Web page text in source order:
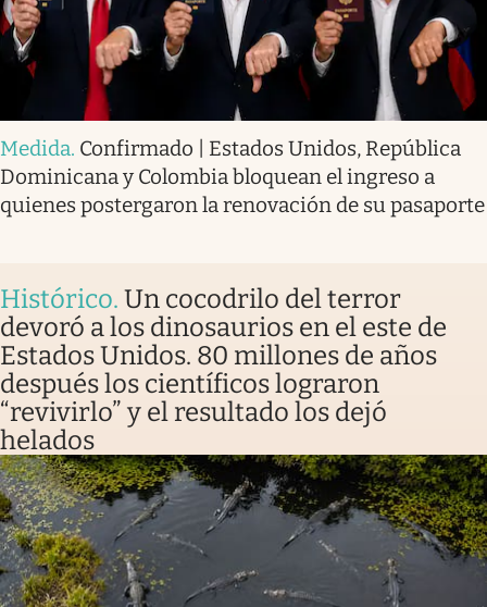
Medida. Confirmado | Estados Unidos, República
Dominicana y Colombia bloquean el ingreso a
quienes postergaron la renovación de su pasaporte
Histórico. Un cocodrilo del terror
devoró a los dinosaurios en el este de
Estados Unidos. 80 millones de años
después los científicos lograron
“revivirlo” y el resultado los dejó
helados